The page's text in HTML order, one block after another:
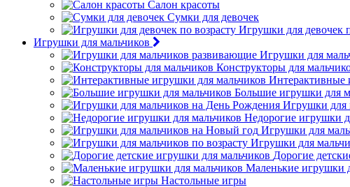
Салон красоты
Сумки для девочек
Игрушки для девочек
Игрушки для мальчиков
Игрушки для
Конструкторы для
Интерактивные
Большие игрушки для
Игрушки для
Недорогие игрушки
Игрушки для
Игрушки для
Дорогие
Маленькие игрушки
Настольные игры